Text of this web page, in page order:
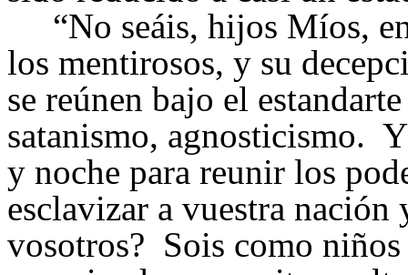
“No seáis, hijos Míos,
los mentirosos, y su
se reúnen bajo el
satanismo, agnosticismo.
y noche para reunir los
esclavizar a vuestra nación
vosotros? Sois como